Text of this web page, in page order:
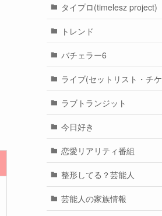
タイプロ(timelesz project)
トレンド
バチェラー6
ライブ(セットリスト・チ
ラブトランジット
今日好き
恋愛リアリティ番組
整形してる？芸能人
芸能人の家族情報